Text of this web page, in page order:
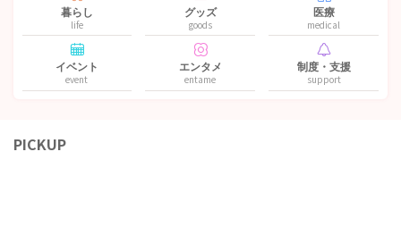
暮らし
life
グッズ
goods
医療
medical
イベント
event
エンタメ
entame
制度・支援
support
PICKUP